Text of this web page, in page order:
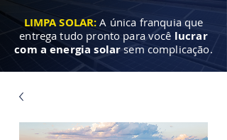
LIMPA SOLAR:A única franquia que
entrega tudo pronto para você lucrar
com a energia solar sem complicação.